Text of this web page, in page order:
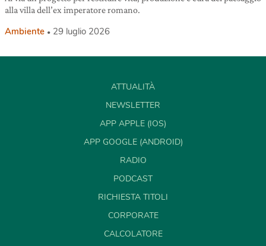
alla villa dell’ex imperatore romano.
Ambiente 29 luglio 2026
ATTUALITÀ
NEWSLETTER
APP APPLE (IOS)
APP GOOGLE (ANDROID)
RADIO
PODCAST
RICHIESTA TITOLI
CORPORATE
CALCOLATORE